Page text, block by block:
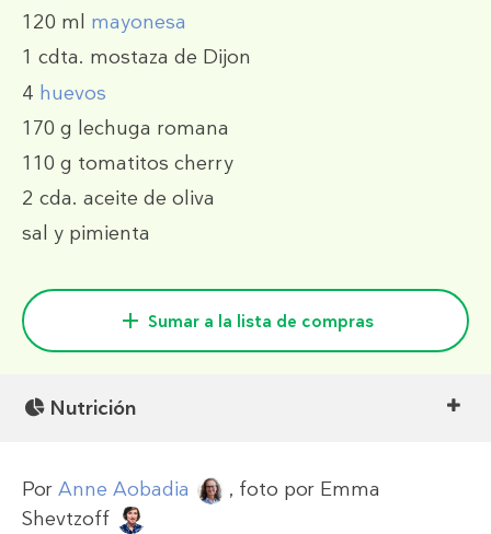
120 ml mayonesa
1 cdta. mostaza de Dijon
4 huevos
170 g lechuga romana
110 g tomatitos cherry
2 cda. aceite de oliva
sal y pimienta
Sumar a la lista de compras
Nutrición
Por Anne Aobadia , foto por Emma
Shevtzoff